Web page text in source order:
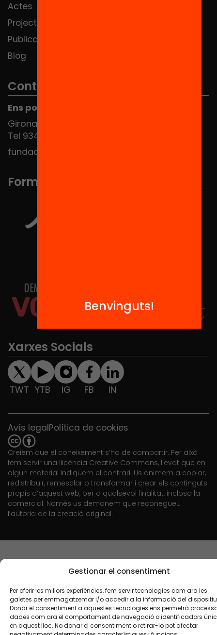
Gestionar el consentiment
Per oferir les millors experiències, fem servir tecnologies com ara les
galetes per emmagatzemar i/o accedir a la informació del
Donar el consentiment a aquestes tecnologies ens permetrà
dades com ara el comportament de navegació o identificadors
en aquest lloc. No donar el consentiment o retirar-lo pot afectar
Actes
Projectes
Publicacions i vídeos
Blog
Contacte
Ens pots trobar al Hub Social
Girona 34, interior 08010 Barcelona
Tel 934 588 700
fundacio@equitat.org
Formem part de...
Xarxes Socials
TWT YTB IG FB IN
Avís legalPolítica de cookies
Creiem que el coneixement s’ha de compartir. Per això
fem servir una llicència Creative Commons, llevat que en
algun material indiquem el contrari. Us animem a copiar,
redistribuir, remesclar o transformar i crear els continguts
propis d’aquest web, per a qualsevol finalitat, inclosa la
comercial. Només us demanem que reconegueu
l’autoria de la creació original.
Benvinguts!